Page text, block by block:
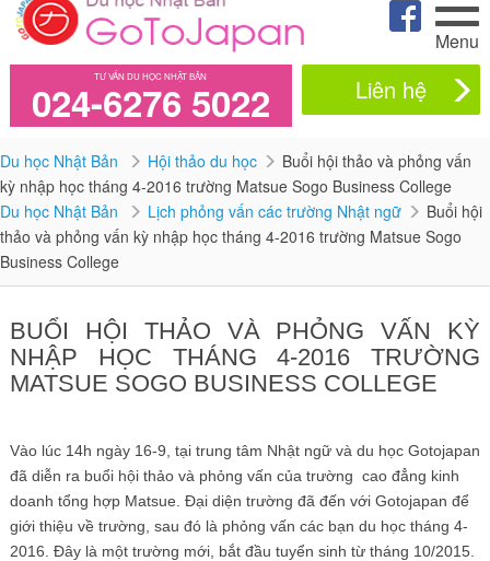
Menu
TƯ VẤN DU HỌC NHẬT BẢN
024-6276 5022 Liên hệ
Du học Nhật Bản Hội thảo du học
Buổi hội thảo và phỏng vấn
kỳ nhập học tháng 4-2016 trường Matsue Sogo Business College
Du học Nhật Bản
Lịch phỏng vấn các trường Nhật ngữ
Buổi hội
thảo và phỏng vấn kỳ nhập học tháng 4-2016 trường Matsue Sogo
Business College
BUỔI HỘI THẢO VÀ PHỎNG VẤN KỲ
NHẬP HỌC THÁNG 4-2016 TRƯỜNG
MATSUE SOGO BUSINESS COLLEGE
Vào lúc 14h ngày 16-9, tại trung tâm Nhật ngữ và du học Gotojapan
đã diễn ra buổi hội thảo và phỏng vấn của trường cao đẳng kinh
doanh tổng hợp Matsue. Đại diện trường đã đến với Gotojapan để
giới thiệu về trường, sau đó là phỏng vấn các bạn du học tháng 4-
2016. Đây là một trường mới, bắt đầu tuyển sinh từ tháng 10/2015.